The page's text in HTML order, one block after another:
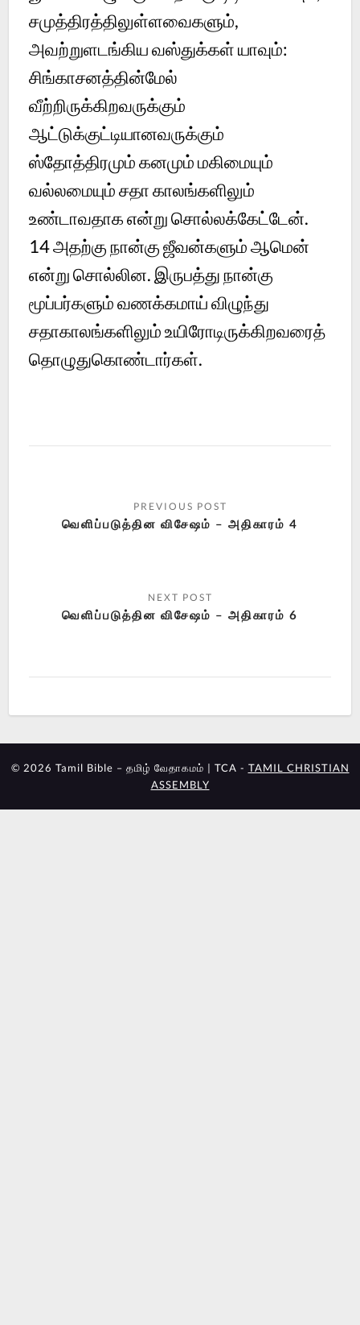
சமுத்திரத்திலுள்ளவைகளும்,
அவற்றுளடங்கிய வஸ்துக்கள் யாவும்:
சிங்காசனத்தின்மேல்
வீற்றிருக்கிறவருக்கும்
ஆட்டுக்குட்டியானவருக்கும்
ஸ்தோத்திரமும் கனமும் மகிமையும்
வல்லமையும் சதா காலங்களிலும்
உண்டாவதாக என்று சொல்லக்கேட்டேன்.
14அதற்கு நான்கு ஜீவன்களும் ஆமென்
என்று சொல்லின. இருபத்து நான்கு
மூப்பர்களும் வணக்கமாய் விழுந்து
சதாகாலங்களிலும் உயிரோடிருக்கிறவரைத்
தொழுதுகொண்டார்கள்.
வெளிப்படுத்தின விசேஷம் – அதிகாரம் 4
வெளிப்படுத்தின விசேஷம் – அதிகாரம் 6
© 2026 Tamil Bible – தமிழ் வேதாகமம் | TCA - TAMIL CHRISTIAN
ASSEMBLY